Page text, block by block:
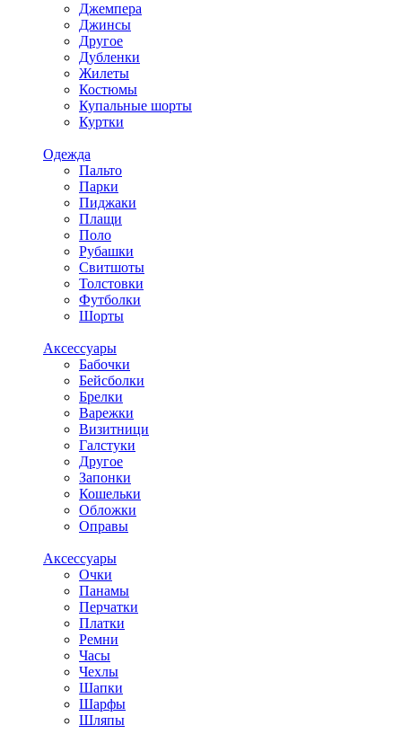
Джемпера
Джинсы
Другое
Дубленки
Жилеты
Костюмы
Купальные шорты
Куртки
Одежда
Пальто
Парки
Пиджаки
Плащи
Поло
Рубашки
Свитшоты
Толстовки
Футболки
Шорты
Аксессуары
Бабочки
Бейсболки
Брелки
Варежки
Визитници
Галстуки
Другое
Запонки
Кошельки
Обложки
Оправы
Аксессуары
Очки
Панамы
Перчатки
Платки
Ремни
Часы
Чехлы
Шапки
Шарфы
Шляпы